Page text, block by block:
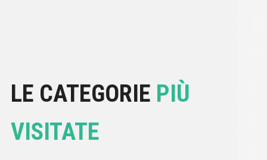
LE CATEGORIE PIÙ
VISITATE